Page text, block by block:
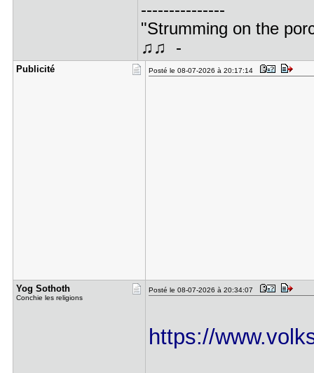
---------------
"Strumming on the
♫♫ -
Publicité Posté le 08-07-2026 à 20:17:14
Yog Sothot​h
Conchie les religions
Posté le 08-07-2026 à 20:34:07
https://